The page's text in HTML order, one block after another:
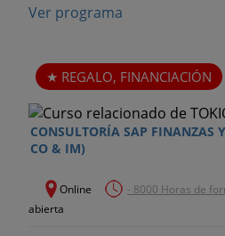
Ver programa
REGALO, FINANCIACIÓN
CONSULTORÍA SAP FINANZAS
CO & IM)
Online - 8000 Horas de
abierta